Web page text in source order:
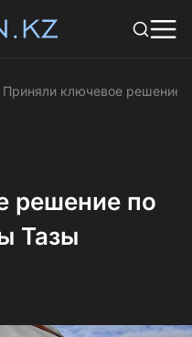
Приняли ключевое решение
решение по
Тазы